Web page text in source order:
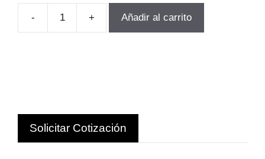
-
PRENSA
cantidad
+ Añadir al carrito
Solicitar Cotización